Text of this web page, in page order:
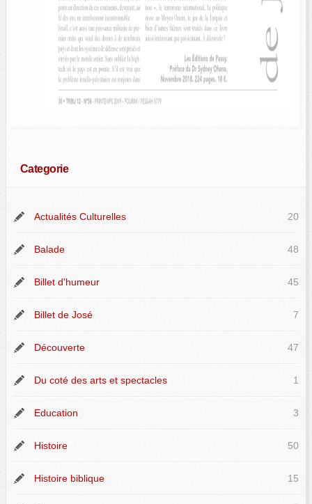
Categorie
Actualités Culturelles 20
Balade 48
Billet d'humeur 45
Billet de José 7
Découverte 47
Du coté des arts et spectacles 1
Education 3
Histoire 50
Histoire biblique 15